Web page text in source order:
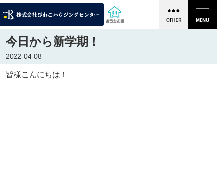
今日から新学期！
2022-04-08
皆様こんにちは！